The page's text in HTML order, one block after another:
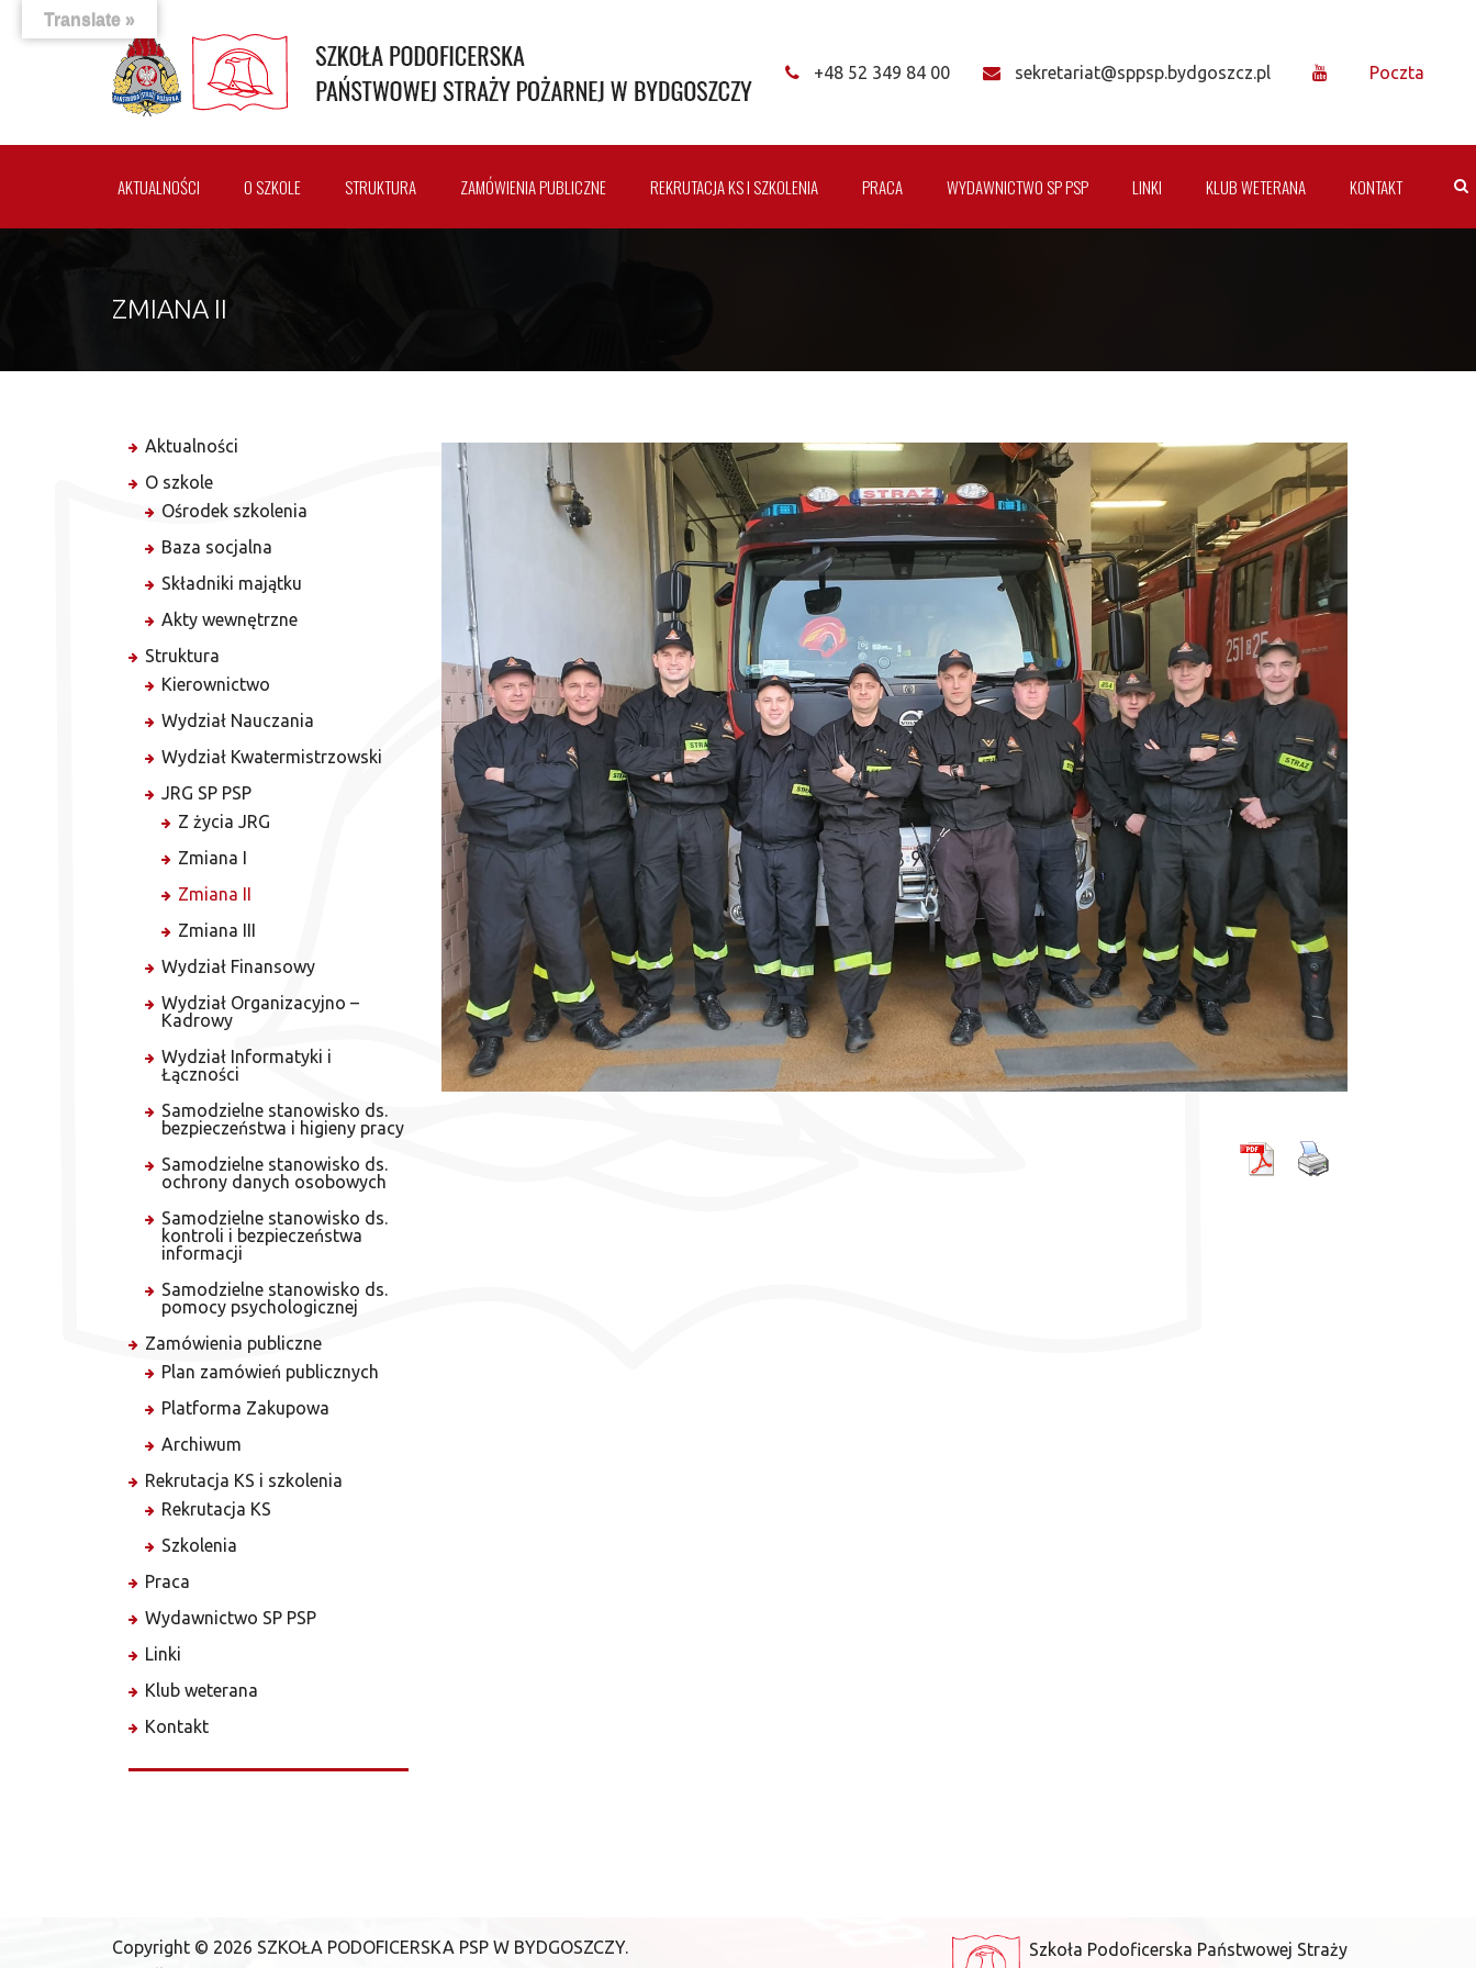
+48 52 349 84 00 sekretariat@sppsp.bydgoszcz.pl Poczta
AKTUALNOŚCI O SZKOLE STRUKTURA ZAMÓWIENIA PUBLICZNE REKRUTACJA KS I SZKOLENIA PRACA WYDAWNICTWO SP PSP LINKI KLUB WETERANA KONTAKT
ZMIANA II
Aktualności
O szkole
Ośrodek szkolenia
Baza socjalna
Składniki majątku
Akty wewnętrzne
Struktura
Kierownictwo
Wydział Nauczania
Wydział Kwatermistrzowski
JRG SP PSP
Z życia JRG
Zmiana I
Zmiana II
Zmiana III
Wydział Finansowy
Wydział Organizacyjno –
Kadrowy
Wydział Informatyki i
Łączności
Samodzielne stanowisko ds.
bezpieczeństwa i higieny pracy
Samodzielne stanowisko ds.
ochrony danych osobowych
Samodzielne stanowisko ds.
kontroli i bezpieczeństwa
informacji
Samodzielne stanowisko ds.
pomocy psychologicznej
Zamówienia publiczne
Plan zamówień publicznych
Platforma Zakupowa
Archiwum
Rekrutacja KS i szkolenia
Rekrutacja KS
Szkolenia
Praca
Wydawnictwo SP PSP
Linki
Klub weterana
Kontakt
Copyright © 2026 SZKOŁA PODOFICERSKA PSP W BYDGOSZCZY.
Szkoła Podoficerska Państwowej Straży
Translate »